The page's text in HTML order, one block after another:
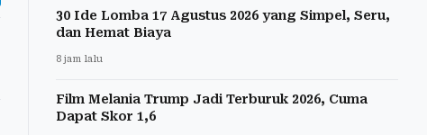
30 Ide Lomba 17 Agustus 2026 yang Simpel, Seru,
dan Hemat Biaya
8 jam lalu
Film Melania Trump Jadi Terburuk 2026, Cuma
Dapat Skor 1,6